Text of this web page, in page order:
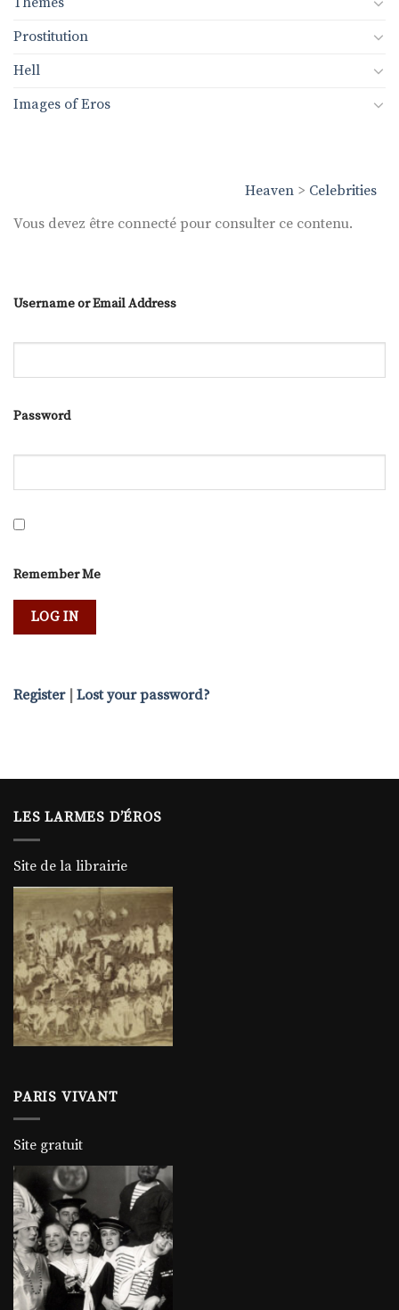
Heaven > Celebrities
Vous devez être connecté pour consulter ce contenu.
Username or Email Address
Password
Remember Me
Register Lost your password?
Prostitution
Hell
Images of Eros
LES LARMES D’ÉROS
Site de la librairie
PARIS VIVANT
Site gratuit